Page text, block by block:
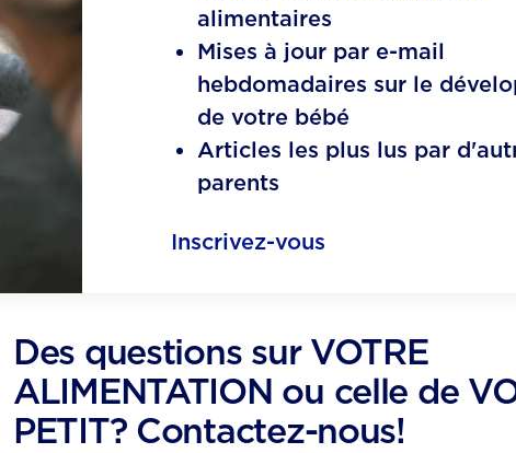
alimentaires​
Mises à jour par e-mail
hebdomadaires sur le
de votre bébé​
Articles les plus lus par
parents
Inscrivez-vous
Des questions sur VOTRE
ALIMENTATION ou celle de
PETIT? Contactez-nous!